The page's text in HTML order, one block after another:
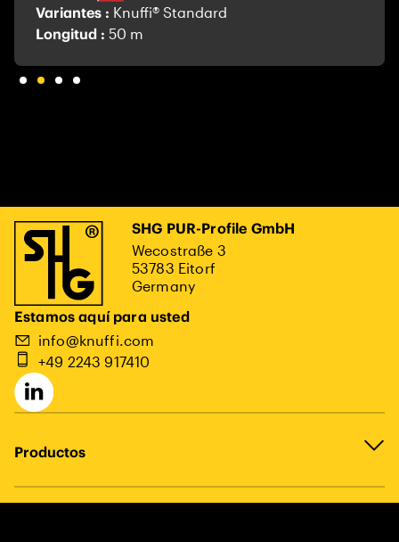
Variantes : Knuffi® Standard
Longitud : 50 m
SHG PUR-Profile GmbH
Wecostraße 3
53783 Eitorf
Germany
Estamos aquí para usted
info@knuffi.com
+49 2243 917410
Productos